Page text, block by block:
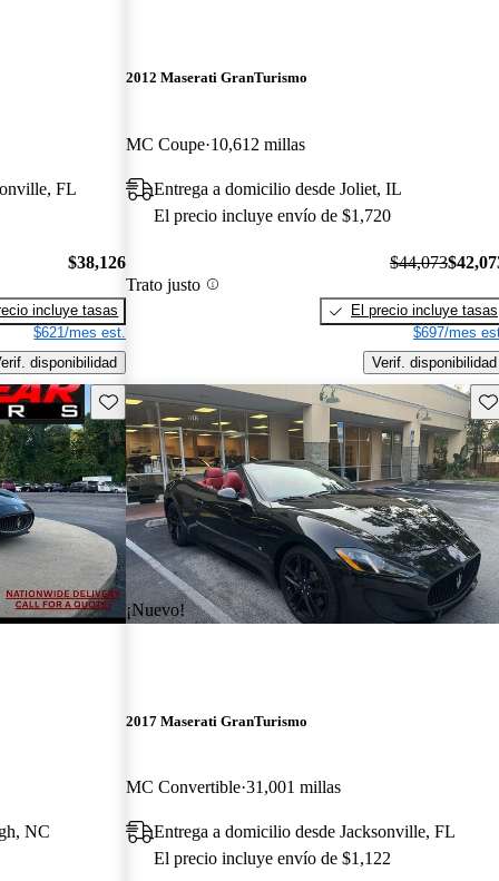
FL
$38,126
incluye tasas
$621/mes est.
disponibilidad
2012 Maserati GranTurismo
MC Coupe 10,612 millas
Entrega a domicilio desde Joliet, IL
El precio incluye envío de $1,720
Trato justo
$44,073
El precio incluye tasas
$697/mes
Verif. disponibilidad
Guarda este Aviso
NC
¡Nuevo!
2017 Maserati GranTurismo
MC Convertible 31,001 millas
Entrega a domicilio desde Jacksonville, FL
El precio incluye envío de $1,122